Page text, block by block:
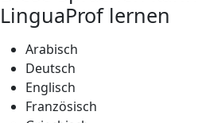
LinguaProf lernen
Arabisch
Deutsch
Englisch
Französisch